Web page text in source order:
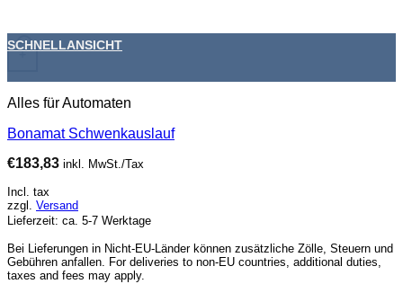
+
SCHNELLANSICHT
Alles für Automaten
Bonamat Schwenkauslauf
€183,83 inkl. MwSt./Tax
Incl. tax
zzgl. Versand
Lieferzeit: ca. 5-7 Werktage
Bei Lieferungen in Nicht-EU-Länder können zusätzliche Zölle, Steuern und
Gebühren anfallen. For deliveries to non-EU countries, additional duties,
taxes and fees may apply.